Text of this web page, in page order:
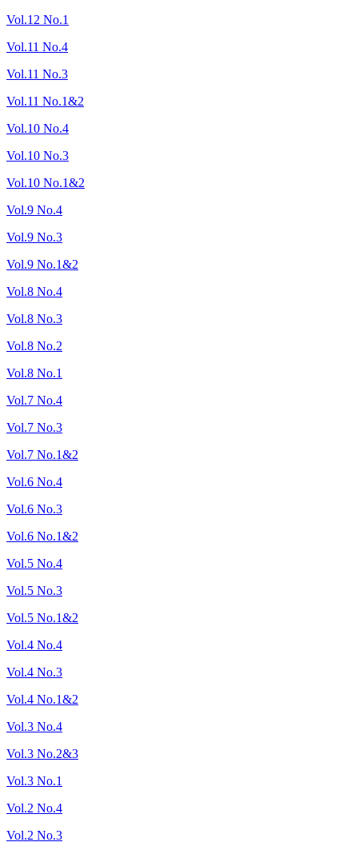
Vol.12 No.1
Vol.11 No.4
Vol.11 No.3
Vol.11 No.1&2
Vol.10 No.4
Vol.10 No.3
Vol.10 No.1&2
Vol.9 No.4
Vol.9 No.3
Vol.9 No.1&2
Vol.8 No.4
Vol.8 No.3
Vol.8 No.2
Vol.8 No.1
Vol.7 No.4
Vol.7 No.3
Vol.7 No.1&2
Vol.6 No.4
Vol.6 No.3
Vol.6 No.1&2
Vol.5 No.4
Vol.5 No.3
Vol.5 No.1&2
Vol.4 No.4
Vol.4 No.3
Vol.4 No.1&2
Vol.3 No.4
Vol.3 No.2&3
Vol.3 No.1
Vol.2 No.4
Vol.2 No.3